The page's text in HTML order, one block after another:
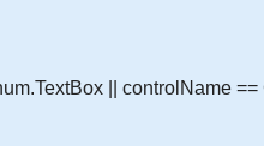
|| controlName